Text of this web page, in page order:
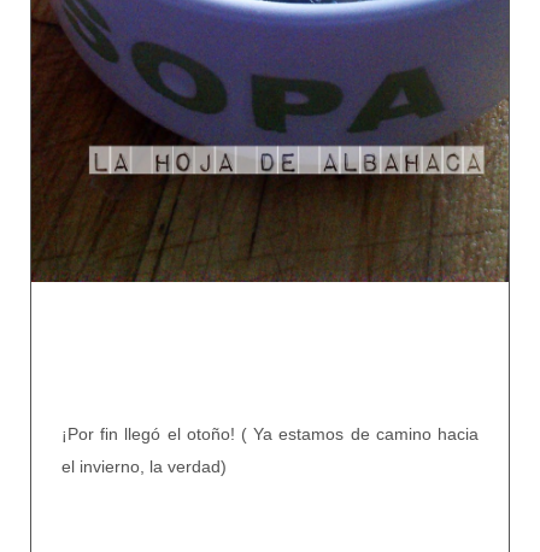
¡Por fin llegó el otoño! ( Ya estamos de camino hacia
el invierno, la verdad)